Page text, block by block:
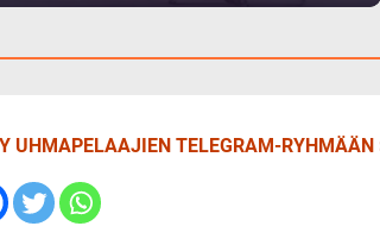
UHMAPELAAJIEN TELEGRAM-RYHMÄÄN